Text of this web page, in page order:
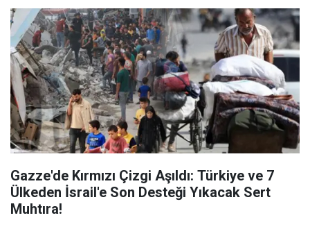
Gazze'de Kırmızı Çizgi Aşıldı: Türkiye ve 7
Ülkeden İsrail'e Son Desteği Yıkacak Sert
Muhtıra!